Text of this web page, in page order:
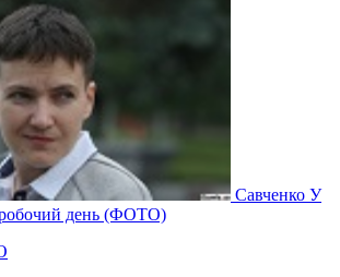
Савченко У
день (ФОТО)